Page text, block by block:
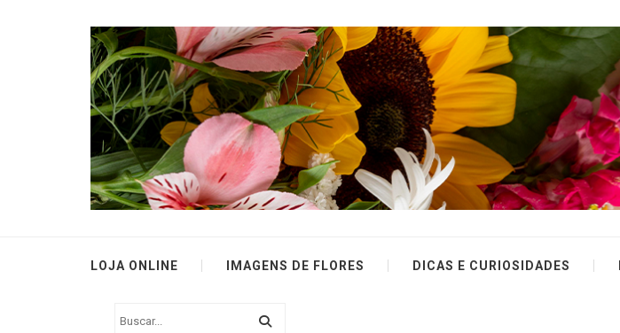
LOJA ONLINE IMAGENS DE FLORES DICAS E CURIOSIDADES